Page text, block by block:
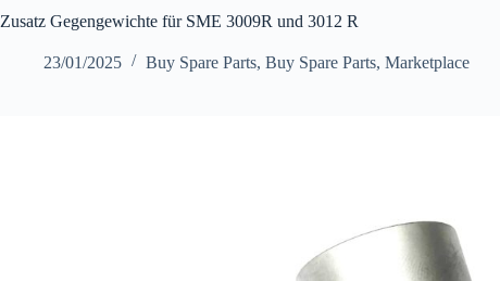
Zusatz Gegengewichte für SME 3009R und 3012 R
23/01/2025 Buy Spare Parts, Buy Spare Parts, Marketplace